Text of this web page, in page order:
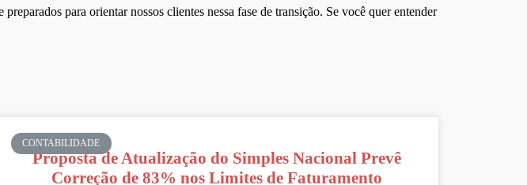
para orientar nossos clientes nessa fase de transição. Se você quer entender
CONTABILIDADE
Proposta de Atualização do Simples Nacional Prevê
Correção de 83% nos Limites de Faturamento